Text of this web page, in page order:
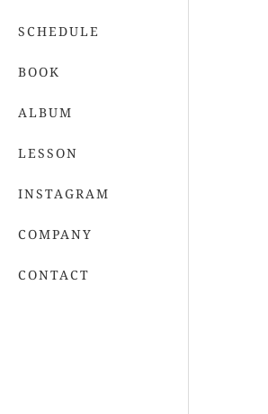
SCHEDULE
BOOK
ALBUM
LESSON
INSTAGRAM
COMPANY
CONTACT